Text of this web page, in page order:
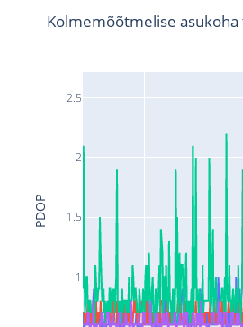
1
1.5
2
2.5
Kolmemõõtmelise asukoha
PDOP